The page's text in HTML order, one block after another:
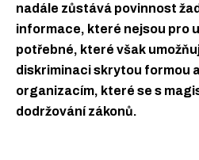
nadále zůstává povinnost
informace, které nejsou pro
potřebné, které však
diskriminaci skrytou formou
organizacím, které se s
dodržování zákonů.